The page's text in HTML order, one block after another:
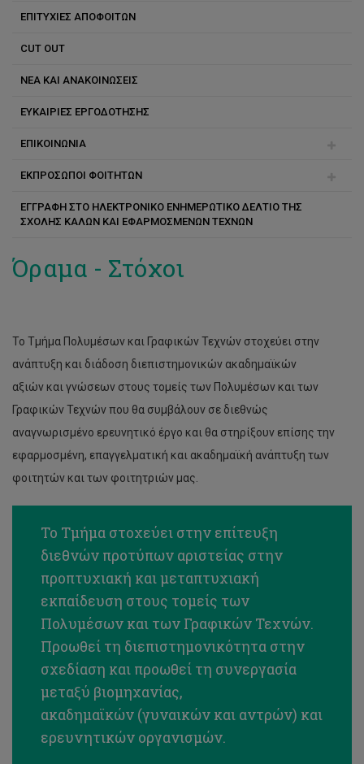
ΕΠΙΤΥΧΙΕΣ ΑΠΟΦΟΙΤΩΝ
CUT OUT
ΝΕΑ ΚΑΙ ΑΝΑΚΟΙΝΩΣΕΙΣ
ΕΥΚΑΙΡΙΕΣ ΕΡΓΟΔΟΤΗΣΗΣ
ΕΠΙΚΟΙΝΩΝΙΑ
Αγγέλα Μιχαηλίδου
ΕΚΠΡΟΣΩΠΟΙ ΦΟΙΤΗΤΩΝ
Κωσταντίνος Καρσεράς
Παναγιώτης Χρίστου
ΕΓΓΡΑΦΗ ΣΤΟ ΗΛΕΚΤΡΟΝΙΚΟ ΕΝΗΜΕΡΩΤΙΚΟ ΔΕΛΤΙΟ ΤΗΣ
ΣΧΟΛΗΣ ΚΑΛΩΝ ΚΑΙ ΕΦΑΡΜΟΣΜΕΝΩΝ ΤΕΧΝΩΝ
Όραμα - Στόχοι
Το Τμήμα Πολυμέσων και Γραφικών Τεχνών στοχεύει στην
ανάπτυξη και διάδοση διεπιστημονικών ακαδημαϊκών
αξιών και γνώσεων στους τομείς των Πολυμέσων και των
Γραφικών Τεχνών που θα συμβάλουν σε διεθνώς
αναγνωρισμένο ερευνητικό έργο και θα στηρίξουν επίσης την
εφαρμοσμένη, επαγγελματική και ακαδημαϊκή ανάπτυξη των
φοιτητών και των φοιτητριών μας.
Το Τμήμα στοχεύει στην επίτευξη
διεθνών προτύπων αριστείας στην
προπτυχιακή και μεταπτυχιακή
εκπαίδευση στους τομείς των
Πολυμέσων και των Γραφικών Τεχνών.
Προωθεί τη διεπιστημονικότητα στην
σχεδίαση και προωθεί τη συνεργασία
μεταξύ βιομηχανίας,
ακαδημαϊκών (γυναικών και αντρών) και
ερευνητικών οργανισμών.